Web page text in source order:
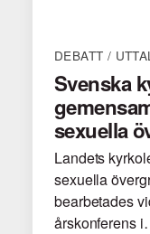
DEBATT /
Svenska
sexuella
Landets
sexuella
bearbetades
årskonferens